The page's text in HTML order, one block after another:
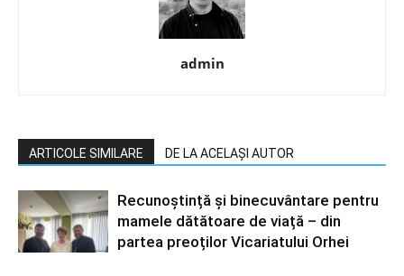
admin
ARTICOLE SIMILARE DE LA ACELAȘI AUTOR
Recunoștință și binecuvântare pentru
mamele dătătoare de viață – din
partea preoților Vicariatului Orhei